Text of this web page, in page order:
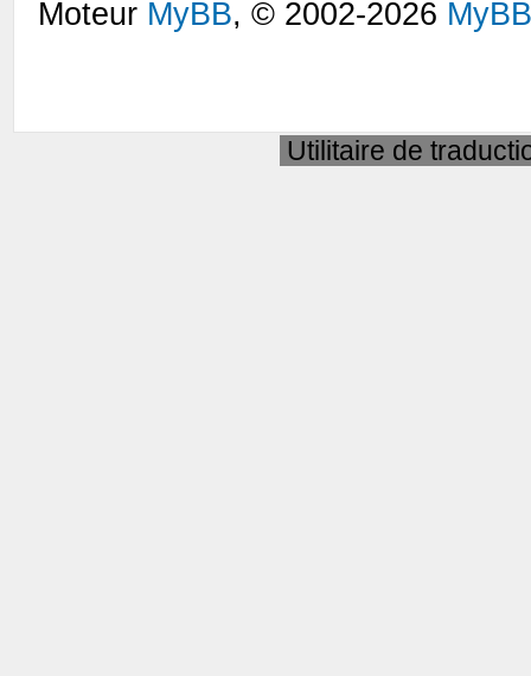
Moteur MyBB, © 2002-2026
Utilitaire de